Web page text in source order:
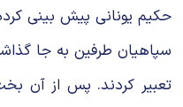
حکیم یونانی پیش بینی
سپاهیان طرفین به جا
تعبیر کردند. پس از آن